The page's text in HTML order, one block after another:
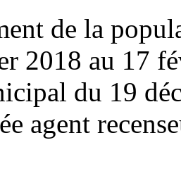
de la
2018 au 17
du 19
agent